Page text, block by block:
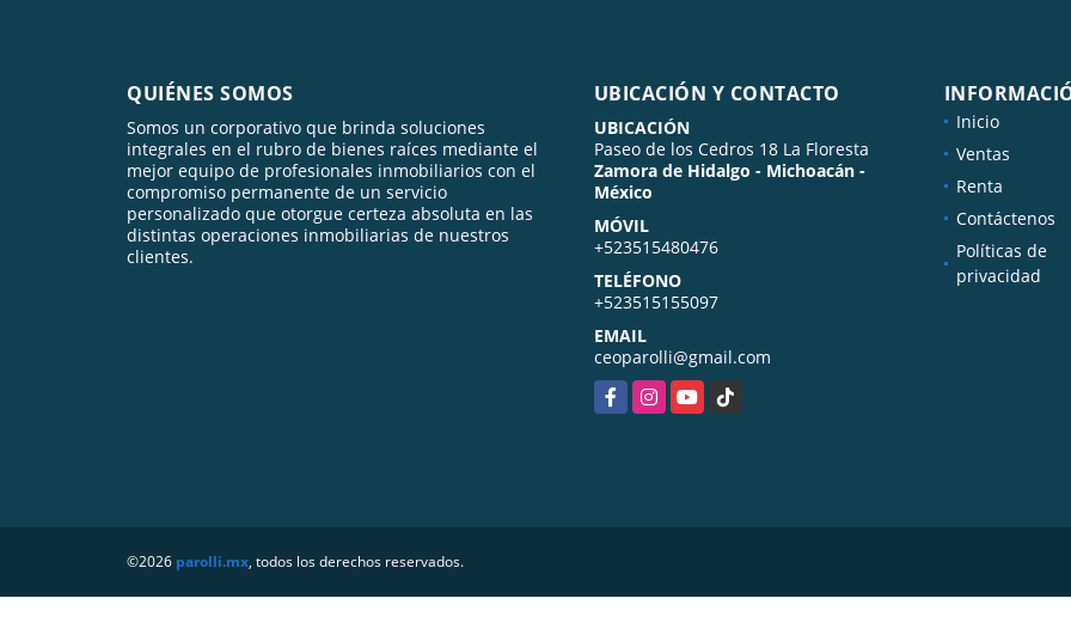
QUIÉNES SOMOS
Somos un corporativo que brinda soluciones
integrales en el rubro de bienes raíces mediante el
mejor equipo de profesionales inmobiliarios con el
compromiso permanente de un servicio
personalizado que otorgue certeza absoluta en las
distintas operaciones inmobiliarias de nuestros
clientes.
UBICACIÓN Y CONTACTO
UBICACIÓN
Paseo de los Cedros 18 La Floresta
Zamora de Hidalgo - Michoacán -
México
MÓVIL
+523515480476
TELÉFONO
+523515155097
EMAIL
ceoparolli@gmail.com
FacebookInstagramYouTubeTikTok
Inicio
Ventas
Renta
Contáctenos
Políticas de
privacidad
©2026 parolli.mx, todos los derechos reservados.